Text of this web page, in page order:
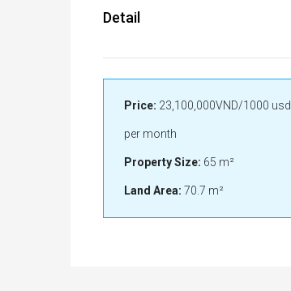
Detail
Price: 23,100,000VND/1000 usd
per month
Property Size: 65 m²
Land Area: 70.7 m²